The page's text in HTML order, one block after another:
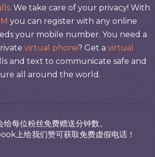
. We take care of your privacy! With
you can register with any online
your mobile number. You need a
virtual phone? Get a virtual
and text to communicate safe and
all around the world.
给每位粉丝免费赠送分钟数。
上给我们赞可获取免费虚假电话！